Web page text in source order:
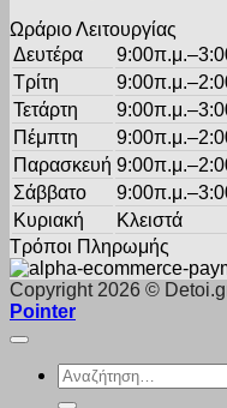
Ωράριο Λειτουργίας
Δευτέρα
Τρίτη
Τετάρτη
Πέμπτη
Παρασκευή
Σάββατο
Κυριακή
Κλειστά
Τρόποι Πληρωμής
Copyright 2026 ©
Pointer
Αναζήτηση
για: